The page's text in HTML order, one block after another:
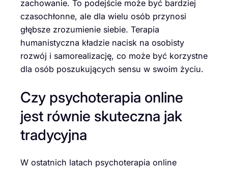
zachowanie. To podejście może być bardziej
czasochłonne, ale dla wielu osób przynosi
głębsze zrozumienie siebie. Terapia
humanistyczna kładzie nacisk na osobisty
rozwój i samorealizację, co może być korzystne
dla osób poszukujących sensu w swoim życiu.
Czy psychoterapia online
jest równie skuteczna jak
tradycyjna
W ostatnich latach psychoterapia online